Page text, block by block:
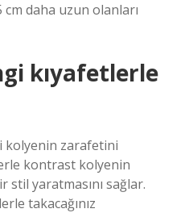
daha uzun olanları
kıyafetlerle
kolyenin zarafetini
kontrast kolyenin
stil yaratmasını sağlar.
takacağınız